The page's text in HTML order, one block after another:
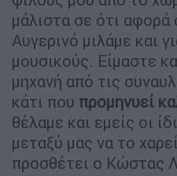
μάλιστα σε ότι αφορά
Αυγερινό μιλάμε και
μουσικούς. Είμαστε
μηχανή από τις
κάτι που προμηνυεί
θέλαμε και εμείς οι
μεταξύ μας να το
προσθέτει ο Κώστας